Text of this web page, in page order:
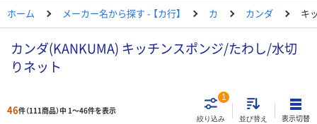
ホーム メーカー名から探す - 【カ行】 カ カンダ キ
カンダ(KANKUMA) キッチンスポンジ/たわし/水切
りネット
46件（111商品）中 1～46件を表示
絞り込み
1
並び替え 表示切替